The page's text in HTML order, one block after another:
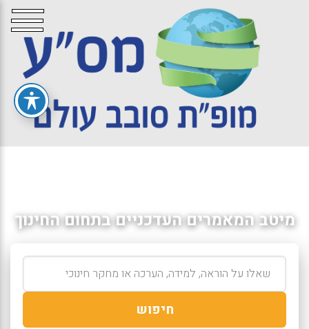
מיטב המאמרים העדכניים בתחום החינוך
חיפוש